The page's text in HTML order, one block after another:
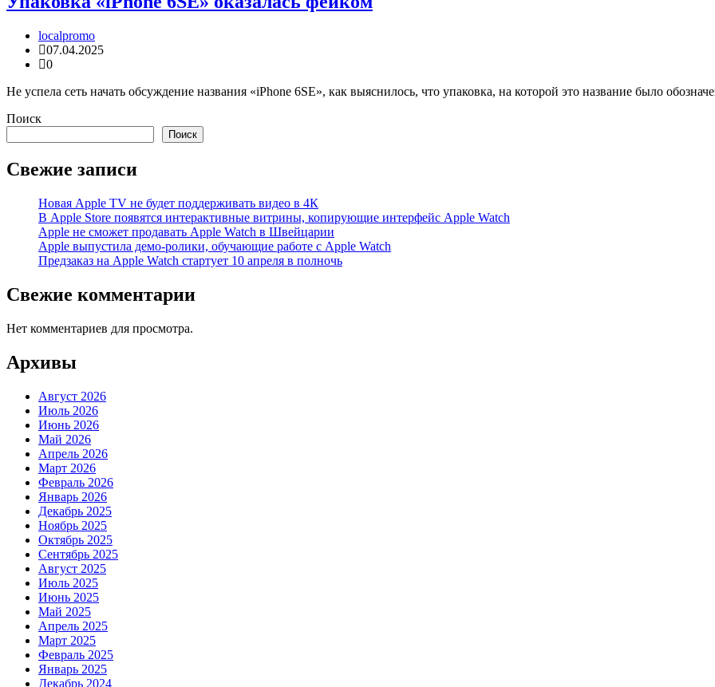
localpromo
07.04.2025
0
Не успела сеть начать обсуждение названия «iPhone 6SE», как выяснилось, что упаковка, на которой это название было
Поиск
Поиск
Свежие записи
Новая Apple TV не будет поддерживать видео в 4К
В Apple Store появятся интерактивные витрины, копирующие интерфейс Apple Watch
Apple не сможет продавать Apple Watch в Швейцарии
Apple выпустила демо-ролики, обучающие работе с Apple Watch
Предзаказ на Apple Watch стартует 10 апреля в полночь
Свежие комментарии
Нет комментариев для просмотра.
Архивы
Август 2026
Июль 2026
Июнь 2026
Май 2026
Апрель 2026
Март 2026
Февраль 2026
Январь 2026
Декабрь 2025
Ноябрь 2025
Октябрь 2025
Сентябрь 2025
Август 2025
Июль 2025
Июнь 2025
Май 2025
Апрель 2025
Март 2025
Февраль 2025
Январь 2025
Декабрь 2024